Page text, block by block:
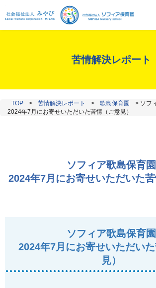
苦情解決レポート
TOP > 苦情解決レポート > 歌島保育園 > ソフ
2024年7月にお寄せいただいた苦情（ご意見）
ソフィア歌島保育園
2024年7月にお寄せいただいた苦
ソフィア歌島保育園
2024年7月にお寄せいただい
見）